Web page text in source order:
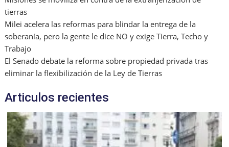
tierras
Milei acelera las reformas para blindar la entrega de la
soberanía, pero la gente le dice NO y exige Tierra, Techo y
Trabajo
El Senado debate la reforma sobre propiedad privada tras
eliminar la flexibilización de la Ley de Tierras
Articulos recientes